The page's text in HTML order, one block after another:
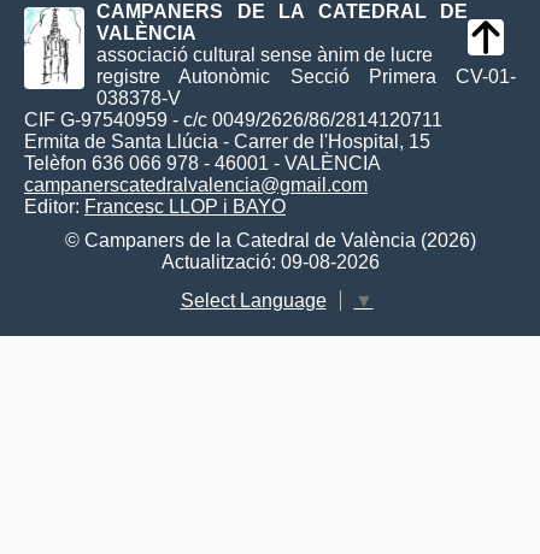
CAMPANERS DE LA CATEDRAL DE
VALÈNCIA
associació cultural sense ànim de lucre
registre Autonòmic Secció Primera CV-01-
038378-V
CIF G-97540959 - c/c 0049/2626/86/2814120711
Ermita de Santa Llúcia - Carrer de l'Hospital, 15
Telèfon 636 066 978 - 46001 - VALÈNCIA
campanerscatedralvalencia@gmail.com
Editor: Francesc LLOP i BAYO
© Campaners de la Catedral de València (2026)
Actualització: 09-08-2026
Select Language
▼